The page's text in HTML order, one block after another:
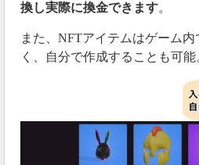
換し実際に換金できます。
また、NFTアイテムはゲーム
く、自分で作成することも可能